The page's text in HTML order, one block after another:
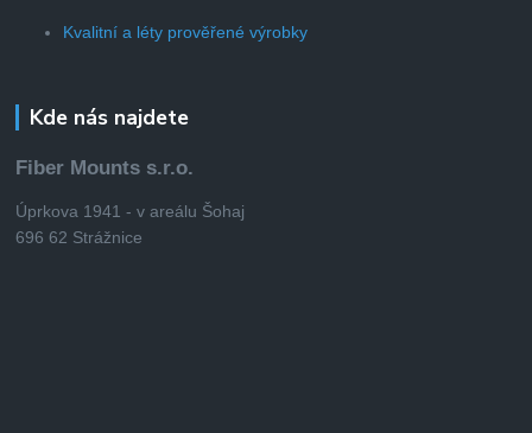
Kvalitní a léty prověřené výrobky
Kde nás najdete
Fiber Mounts s.r.o.
Úprkova 1941 - v areálu Šohaj
696 62 Strážnice